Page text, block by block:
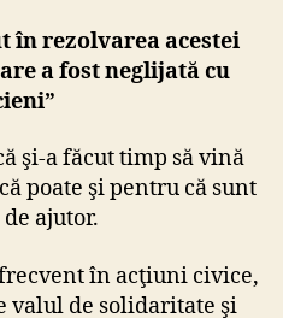
în rezolvarea acestei
a fost neglijată cu
şi-a făcut timp să vină
poate şi pentru că sunt
ajutor.
în acţiuni civice,
valul de solidaritate şi